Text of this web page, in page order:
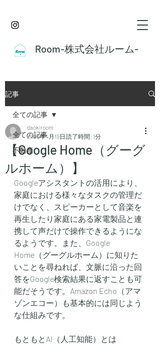
Room-株式会社ルーム-
記事
全ての記事
不動産
全ての記事
【Google Home（グーグ
ルホーム）】
daokiroom
2023年4月19日 読了時間: 1分
Googleアシスタントの活用により、
家庭における様々なタスクの管理だ
けでなく、スピーカーとして音楽を
再生したり家庭にある家電製品と連
携して声だけで操作できるようにな
るようです。また、Google
Home（グーグルホーム）に知りた
いことを尋ねれば、文脈に沿った回
答をGoogle検索結果に返すことも可
能だそうです。Amazon Echo（アマ
ゾンエコー）も基本的には同じよう
な仕組みです。
もともとAI（人工知能）とは